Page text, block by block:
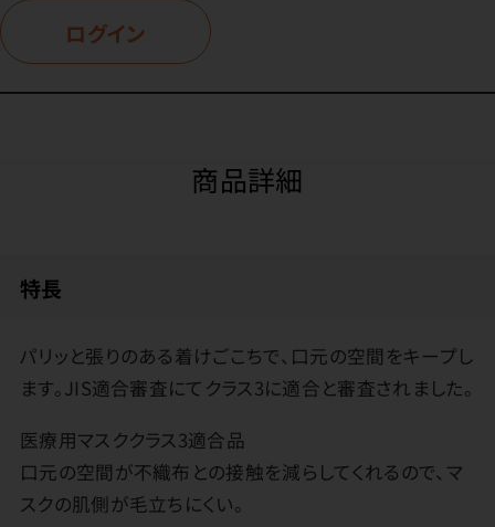
ログイン
商品詳細
特長
パリッと張りのある着けごこちで、口元の空間をキープし
ます。JIS適合審査にてクラス3に適合と審査されました。
医療用マスククラス3適合品
口元の空間が不織布との接触を減らしてくれるので、マ
スクの肌側が毛立ちにくい。